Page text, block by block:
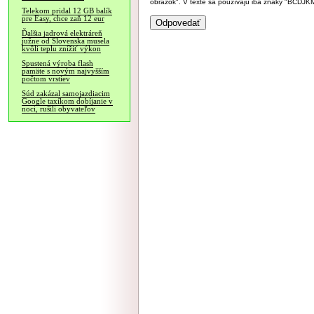
Telekom pridal 12 GB balík
pre Easy, chce zaň 12 eur
Ďalšia jadrová elektráreň
južne od Slovenska musela
kvôli teplu znížiť výkon
Spustená výroba flash
pamäte s novým najvyšším
počtom vrstiev
Súd zakázal samojazdiacim
Google taxíkom dobíjanie v
noci, rušili obyvateľov
obrázok". V texte sa používajú iba znaky